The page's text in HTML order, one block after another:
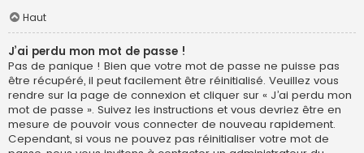
Haut
J’ai perdu mon mot de passe !
Pas de panique ! Bien que votre mot de passe ne puisse pas
être récupéré, il peut facilement être réinitialisé. Veuillez vous
rendre sur la page de connexion et cliquer sur « J’ai perdu mon
mot de passe ». Suivez les instructions et vous devriez être en
mesure de pouvoir vous connecter de nouveau rapidement.
Cependant, si vous ne pouvez pas réinitialiser votre mot de